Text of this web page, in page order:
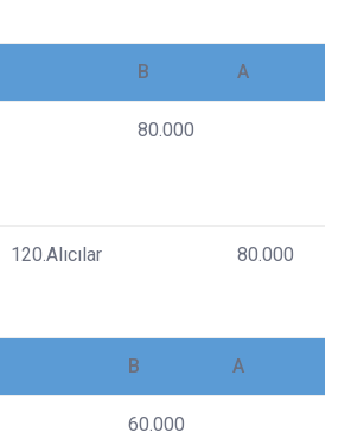
B A
80.000
120.Alıcılar 80.000
B A
60.000